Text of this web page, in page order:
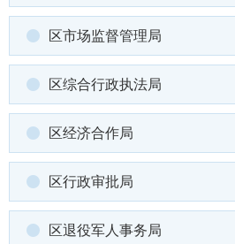
区市场监督管理局
区综合行政执法局
区经济合作局
区行政审批局
区退役军人事务局